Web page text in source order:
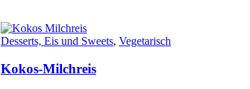
Desserts, Eis und Sweets, Vegetarisch
Kokos-Milchreis